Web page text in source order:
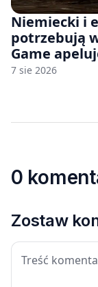
Niemiecki i
potrzebują
Game
7 sie 2026
0
Zostaw